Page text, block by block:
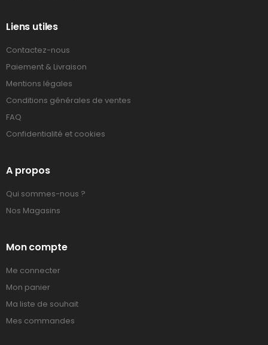
Liens utiles
Contactez-nous
Paiement & Livraison
Mentions légales
Conditions générales de ventes
FAQ
Confidentialité et cookies
A propos
Qui sommes-nous ?
Nos Magasins
Mon compte
Me connecter
Mon panier
Ma liste de souhait
Mes commandes